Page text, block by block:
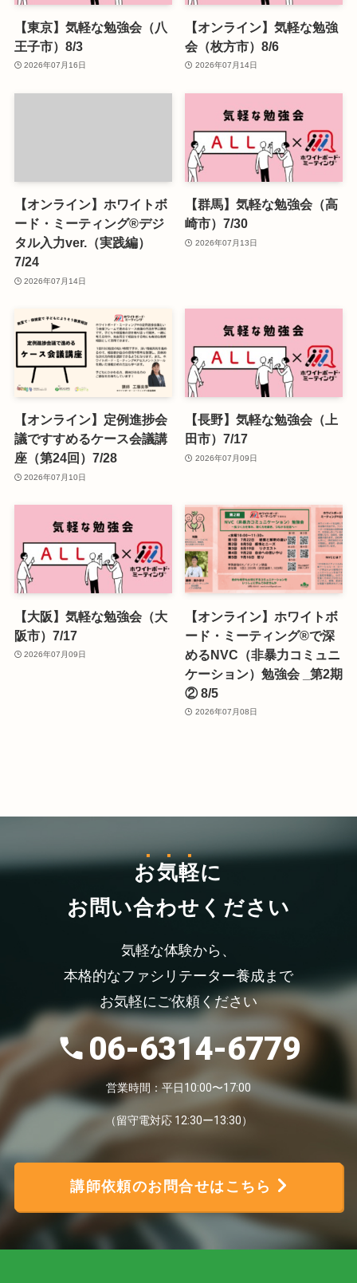
【東京】気軽な勉強会（八
王子市）8/3
2026年07月16日
【オンライン】気軽な勉強
会（枚方市）8/6
2026年07月14日
【オンライン】ホワイトボ
ード・ミーティング®デジ
タル入力ver.（実践編）
7/24
2026年07月14日
【群馬】気軽な勉強会（高
崎市）7/30
2026年07月13日
【オンライン】定例進捗会
議ですすめるケース会議講
座（第24回）7/28
2026年07月10日
【長野】気軽な勉強会（上
田市）7/17
2026年07月09日
【大阪】気軽な勉強会（大
阪市）7/17
2026年07月09日
【オンライン】ホワイトボ
ード・ミーティング®で深
めるNVC（非暴力コミュニ
ケーション）勉強会 _第2期
② 8/5
2026年07月08日
お気軽に
お問い合わせください
気軽な体験から、
本格的なファシリテーター養成まで
お気軽にご依頼ください
06-6314-6779
営業時間：平日10:00〜17:00
（留守電対応 12:30ー13:30）
講師依頼のお問合せはこちら